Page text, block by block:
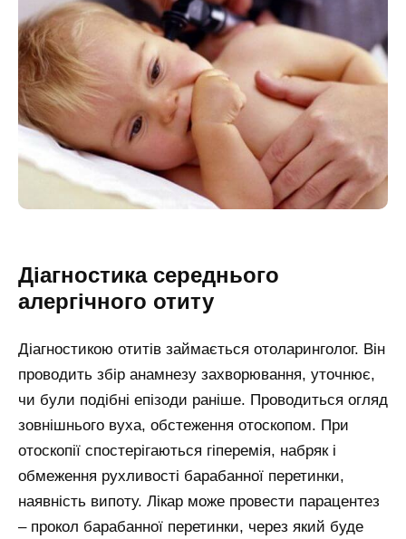
Діагностика середнього
алергічного отиту
Діагностикою отитів займається отоларинголог. Він
проводить збір анамнезу захворювання, уточнює,
чи були подібні епізоди раніше. Проводиться огляд
зовнішнього вуха, обстеження отоскопом. При
отоскопії спостерігаються гіперемія, набряк і
обмеження рухливості барабанної перетинки,
наявність випоту. Лікар може провести парацентез
– прокол барабанної перетинки, через який буде